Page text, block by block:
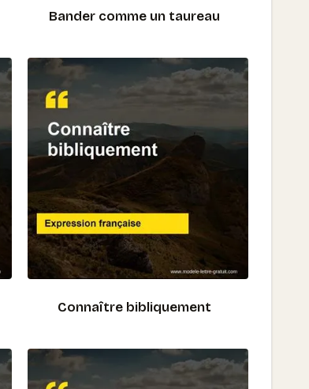
Bander comme un taureau
Connaître bibliquement